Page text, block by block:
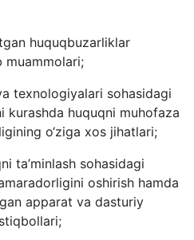
huquqbuzarliklar
texnologiyalari sohasidagi
kurashda huquqni muhofaza
o‘ziga xos jihatlari;
ta’minlash sohasidagi
oshirish hamda
apparat va dasturiy